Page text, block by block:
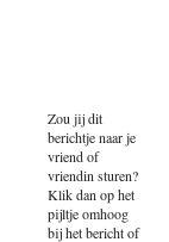
Zou jij dit
berichtje naar je
vriend of
vriendin sturen?
Klik dan op het
pijltje omhoog
bij het bericht of